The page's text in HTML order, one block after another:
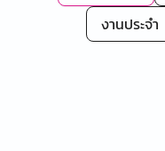
งานประจำ